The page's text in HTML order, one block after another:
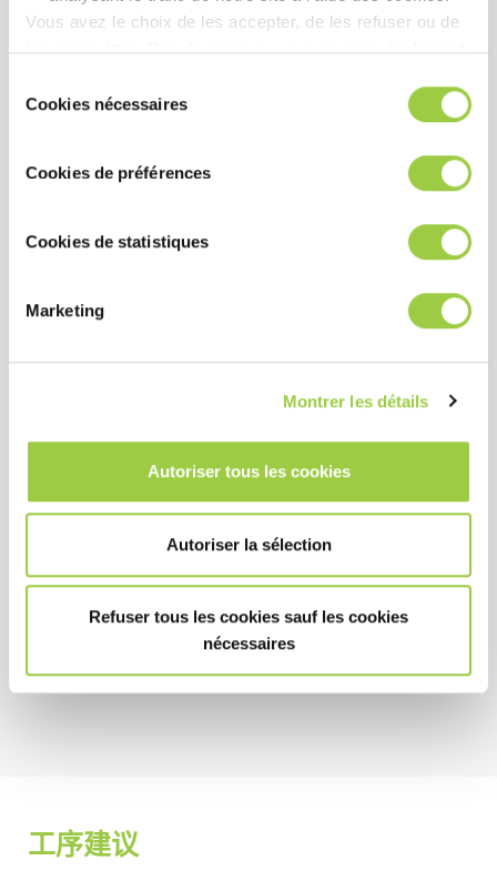
Vous avez le choix de les accepter, de les refuser ou de
les paramétrer.​ Pas de panique, vous pourrez également
cookies.​ ​ ​
duCookies nécessaires
Cookies de préférences
Cookies de statistiques
Marketing
Montrer les détails
Autoriser tous les cookies
Autoriser la sélection
Refuser tous les cookies sauf les cookies
nécessaires
产品优势
性能
低表面张力可以对复杂几何形状的零件进行深度漂洗
成本
与较高的沸点溶剂形成共沸以降低其沸点，从而减少
消耗
工序建议